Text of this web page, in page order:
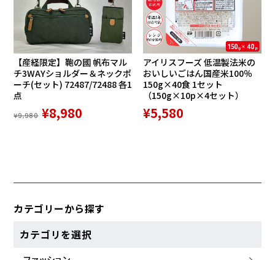
カテゴリーから探す
カテゴリを選択
【産経限定】鞄の國 帆布マル
チ3WAYショルダー＆ネックポ
ーチ(セット) 72487/72488 各1
点
¥9,980 ¥8,980
アイリスフーズ 低温製法米の
おいしいごはん国産米100％
150g×40食 1セット
（150g×10p×4セット）
¥5,580